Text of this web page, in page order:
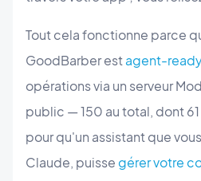
Tout cela fonctionne parce
GoodBarber estagent-
opérations via un serveur
public — 150 au total, dont
pour qu'un assistant que
Claude, puisse gérer votre